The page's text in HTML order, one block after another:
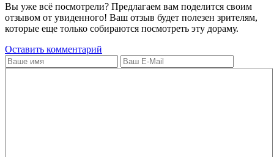
Вы уже всё посмотрели? Предлагаем вам поделится своим
отзывом от увиденного! Ваш отзыв будет полезен зрителям,
которые еще только собираются посмотреть эту дораму.
Оставить комментарий